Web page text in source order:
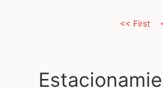
<< First